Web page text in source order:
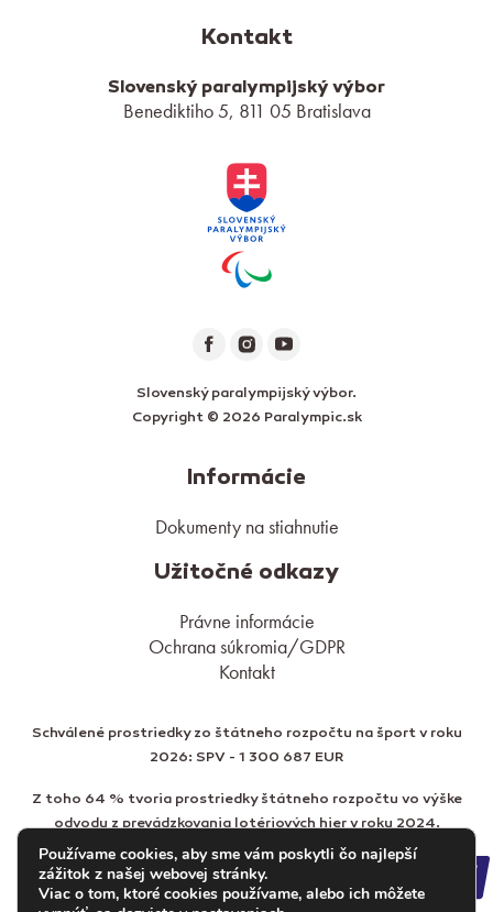
Kontakt
Slovenský paralympijský výbor
Benediktiho 5, 811 05 Bratislava
Slovenský paralympijský výbor.
Copyright © 2026 Paralympic.sk
Informácie
Dokumenty na stiahnutie
Užitočné odkazy
Právne informácie
Ochrana súkromia/GDPR
Kontakt
Schválené prostriedky zo štátneho rozpočtu na šport v roku
2026: SPV - 1 300 687 EUR
Z toho 64 % tvoria prostriedky štátneho rozpočtu vo výške
odvodu z prevádzkovania lotériových hier v roku 2024.
Používame cookies, aby sme vám poskytli čo najlepší
zážitok z našej webovej stránky.
Viac o tom, ktoré cookies používame, alebo ich môžete